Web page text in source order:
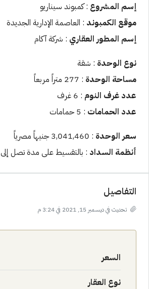
إسم المشروع : كمبوند سيناريو
موقع الكمبوند : العاصمة الإدارية الجديدة
إسم المطور العقاري : شركة آكام
نوع الوحدة : شقة
مساحة الوحدة : 277 متراً مربعاً
عدد غرف النوم : 6 غرف
عدد الحمامات : 5 حمامات
سعر الوحدة : 3,041,460 جنيهاً مصرياً
أنظمة السداد : بالتقسيط على مدة تصل إلى 4 سنوات
التفاصيل
تحديث في ديسمبر 15, 2021 في 3:24 م
السعر
نوع العقار